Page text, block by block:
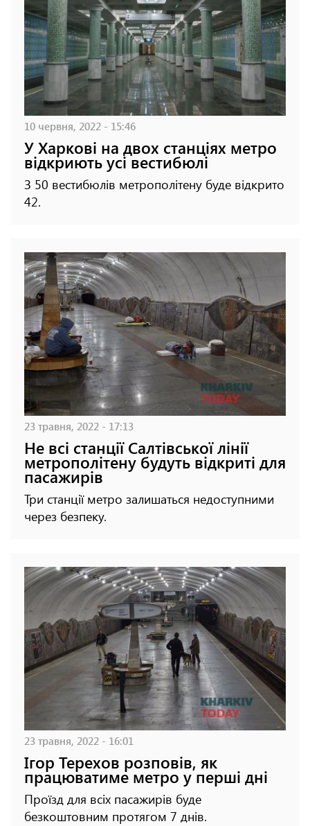
10 червня, 2022 - 15:46
У Харкові на двох станціях метро
відкриють усі вестибюлі
З 50 вестибюлів метрополітену буде відкрито
42.
23 травня, 2022 - 17:13
Не всі станції Салтівської лінії
метрополітену будуть відкриті для
пасажирів
Три станції метро залишаться недоступними
через безпеку.
23 травня, 2022 - 16:01
Ігор Терехов розповів, як
працюватиме метро у перші дні
Проїзд для всіх пасажирів буде
безкоштовним протягом 7 днів.